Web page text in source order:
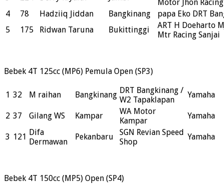
Motor Jhon Racing
4
78 Hadziiq Jiddan Bangkinang
papa Eko DRT
5
175 Ridwan Taruna Bukittinggi
ART H Doeharto
Mtr Racing Sanjai
Bebek 4T 125cc (MP6) Pemula Open (SP3)
1 32 M raihan Bangkinang DRT Bangkinang /
W2 Tapaklapan
Yamaha
2 37 Gilang WS Kampar
WA Motor
Kampar
Yamaha
3 121
Difa
Dermawan
Pekanbaru
SGN Revian Speed
Shop
Yamaha
Bebek 4T 150cc (MP5) Open (SP4)